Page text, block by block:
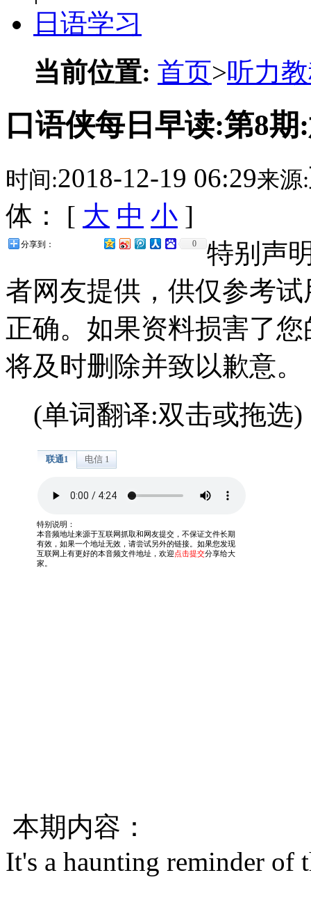
日语学习
当前位置: 首页>听力
口语侠每日早读:第8
时间:2018-12-19 06:29来源:
体： [ 大 中 小 ]
分享到： 0
特别声
者网友提供，供仅参考
正确。如果资料损害了
将及时删除并致以歉意。
(单词翻译:双击或拖选)
本期内容：
It's a haunting reminder of